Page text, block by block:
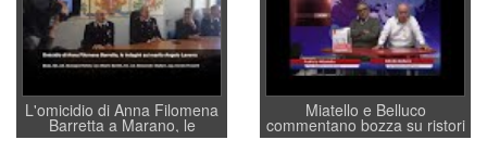
L'omicidio di Anna Filomena
Barretta a Marano, le
indagini dei carabinieri di
Miatello e Belluco
commentano bozza su ristori
BPVi e Veneto Banca